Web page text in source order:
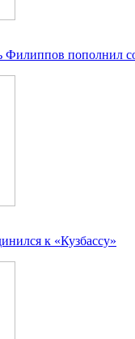
пополнил
к «Кузбассу»